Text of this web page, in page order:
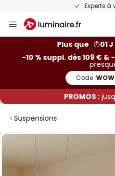
Experts à
Allez
au
Plus que
01
-10 % suppl. dès 109 € &
Code :WOW
PROMOS :
Suspensions
Skip
the